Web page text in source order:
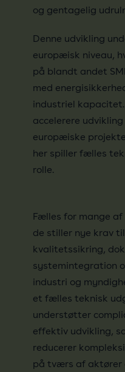
og gentagelig
Denne udvikling
europæisk niveau,
på blandt andet
med
industriel
accelerere
europæiske
her spiller fælles
rolle.
Fælles for mange
de stiller nye krav
kvalitetssikring,
systemintegration
industri og
et fælles teknisk
understøtter
effektiv udvikling,
reducerer
på tværs af aktører